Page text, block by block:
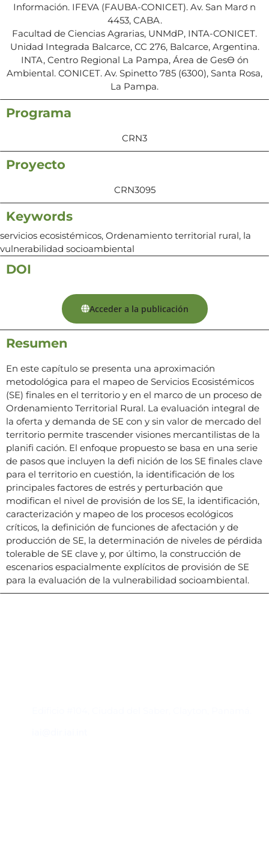
Información. IFEVA (FAUBA-CONICET). Av. San Marơ n
4453, CABA.
Facultad de Ciencias Agrarias, UNMdP, INTA-CONICET.
Unidad Integrada Balcarce, CC 276, Balcarce, Argentina.
INTA, Centro Regional La Pampa, Área de GesƟ ón
Ambiental. CONICET. Av. Spinetto 785 (6300), Santa Rosa,
La Pampa.
Programa
CRN3
Proyecto
CRN3095
Keywords
servicios ecosistémicos, Ordenamiento territorial rural, la
vulnerabilidad socioambiental
DOI
Acceder a la publicación
Resumen
En este capítulo se presenta una aproximación
metodológica para el mapeo de Servicios Ecosistémicos
(SE) finales en el territorio y en el marco de un proceso de
Ordenamiento Territorial Rural. La evaluación integral de
la oferta y demanda de SE con y sin valor de mercado del
territorio permite trascender visiones mercantilistas de la
planifi cación. El enfoque propuesto se basa en una serie
de pasos que incluyen la defi nición de los SE finales clave
para el territorio en cuestión, la identificación de los
principales factores de estrés y perturbación que
modifican el nivel de provisión de los SE, la identificación,
caracterización y mapeo de los procesos ecológicos
críticos, la definición de funciones de afectación y de
producción de SE, la determinación de niveles de pérdida
tolerable de SE clave y, por último, la construcción de
escenarios espacialmente explícitos de provisión de SE
para la evaluación de la vulnerabilidad socioambiental.